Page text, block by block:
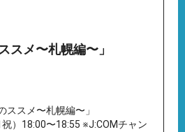
スメ〜札幌編〜」
ススメ〜札幌編〜」
）18:00〜18:55 ※J:COMチャン